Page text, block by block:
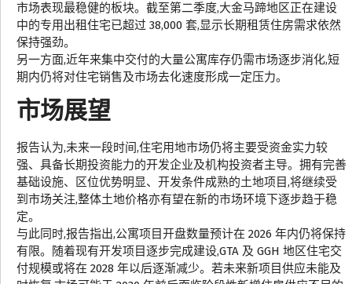
市场表现最稳健的板块。截至第二季度,大金马蹄地区正在建设
中的专用出租住宅已超过 38,000 套,显示长期租赁住房需求依然
保持强劲。
另一方面,近年来集中交付的大量公寓库存仍需市场逐步消化,短
期内仍将对住宅销售及市场去化速度形成一定压力。
市场展望
报告认为,未来一段时间,住宅用地市场仍将主要受资金实力较
强、具备长期投资能力的开发企业及机构投资者主导。拥有完善
基础设施、区位优势明显、开发条件成熟的土地项目,将继续受
到市场关注,整体土地价格亦有望在新的市场环境下逐步趋于稳
定。
与此同时,报告指出,公寓项目开盘数量预计在 2026 年内仍将保持
有限。随着现有开发项目逐步完成建设,GTA 及 GGH 地区住宅交
付规模或将在 2028 年以后逐渐减少。若未来新项目供应未能及